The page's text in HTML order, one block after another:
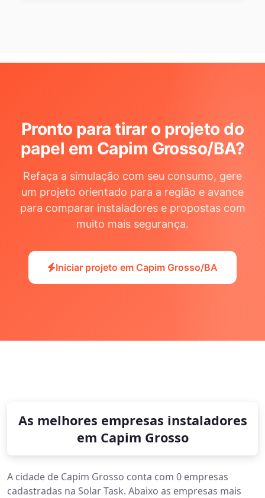
Pronto para tirar o projeto do
papel em Capim Grosso/BA?
Refaça a simulação com seu consumo, gere
um projeto orientado para a região e avance
para comparar instaladores e propostas com
muito mais segurança.
Iniciar projeto em Capim Grosso/BA
As melhores empresas instaladores
em Capim Grosso
A cidade de Capim Grosso conta com 0 empresas
cadastradas na Solar Task. Abaixo as empresas mais